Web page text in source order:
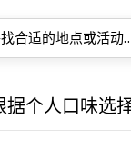
据个人口味选